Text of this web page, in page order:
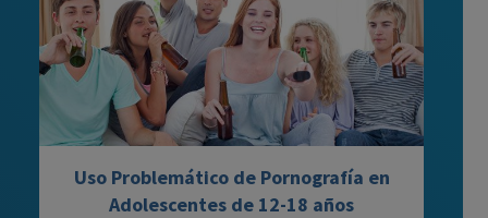
Uso Problemático de Pornografía en
Adolescentes de 12-18 años